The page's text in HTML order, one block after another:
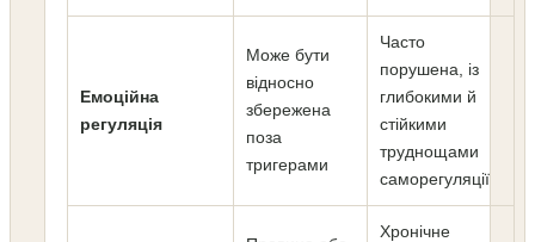
Емоційна
регуляція
Може бути
відносно
збережена
поза
тригерами
Часто
порушена, із
глибокими й
стійкими
труднощами
саморегуляції
Хронічне